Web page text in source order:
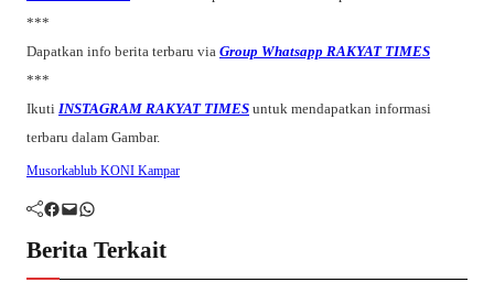
***
Dapatkan info berita terbaru via Group Whatsapp RAKYAT TIMES
***
Ikuti INSTAGRAM RAKYAT TIMES untuk mendapatkan informasi
terbaru dalam Gambar.
Musorkablub KONI Kampar
Facebook Mail WhatsApp
Berita Terkait